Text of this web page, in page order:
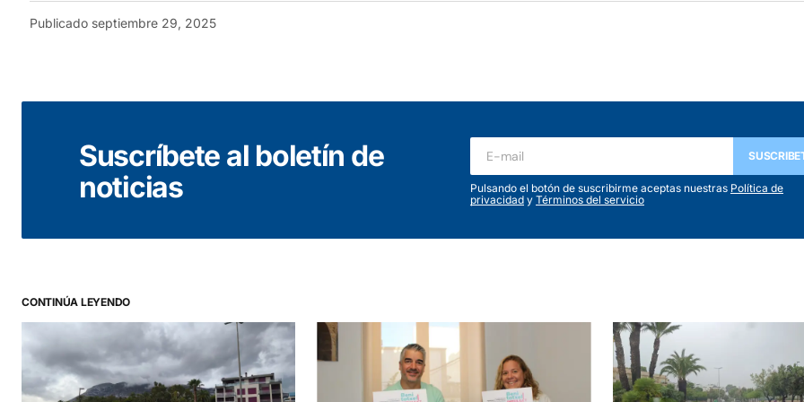
Publicado septiembre 29, 2025
Suscríbete al boletín de
noticias
Pulsando el botón de suscribirme aceptas nuestras Política de
privacidad y Términos del servicio
CONTINÚA LEYENDO